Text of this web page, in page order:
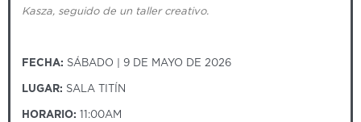
Kasza, seguido de un taller creativo.
FECHA: SÁBADO | 9 DE MAYO DE 2026
LUGAR: SALA TITÍN
HORARIO: 11:00AM